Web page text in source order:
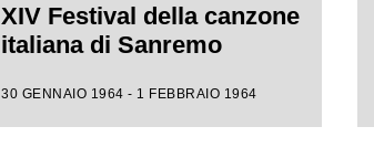
XIV Festival della canzone
italiana di Sanremo
30 GENNAIO 1964 - 1 FEBBRAIO 1964